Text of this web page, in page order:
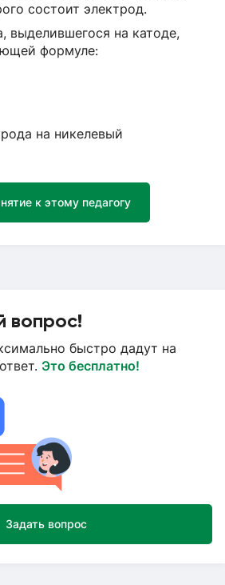
состоит электрод.
выделившегося на катоде,
формуле:
на никелевый
к этому педагогу
вопрос!
быстро дадут на
Это бесплатно!
Задать вопрос